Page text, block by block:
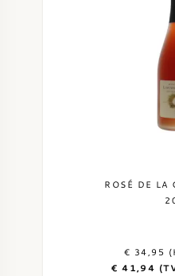
ROSÉ DE LA
€ 34,95
€ 41,94